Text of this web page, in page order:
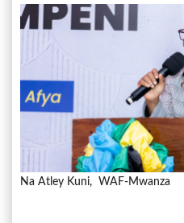
Na Atley Kuni, WAF-Mwanza